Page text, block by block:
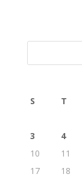
S T
3
4
10
11
17
18